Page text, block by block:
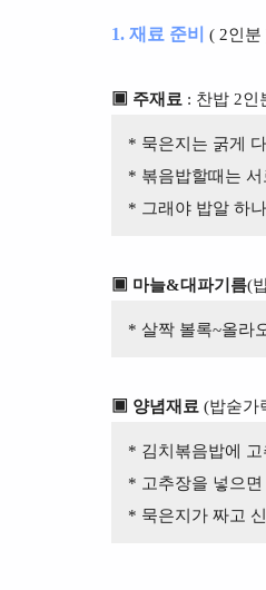
1. 재료 준비 ( 2인분
▣ 주재료 : 찬밥 2인
* 묵은지는 굵게
* 볶음밥할때는
* 그래야 밥알 하
▣ 마늘&대파기름(
* 살짝 볼록~올라
▣ 양념재료 (밥숟가
* 김치볶음밥에
* 고추장을 넣으
* 묵은지가 짜고